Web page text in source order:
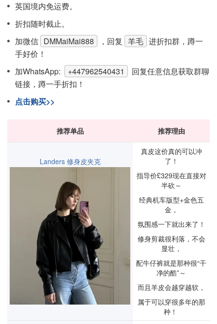
英国境内免运费。
折扣随时截止。
加微信 DMMaiMai888 ，回复 羊毛 进折扣群，蹲一
手好价！
加WhatsApp:
+447962540431
回复任意信息获取群聊
链接，蹲一手折扣！
点击购买>>
推荐单品 推荐理由
Landers 修身皮夹克
真皮这价真的可以冲
了！
指导价£329现在直接对
半砍～
经典机车版型+金色五
金，
氛围感一下就出来了！
修身剪裁很利落，不会
显壮，
配牛仔裤就是那种很“干
净的酷”～
而且羊皮会越穿越软，
属于可以穿很多年的那
种！